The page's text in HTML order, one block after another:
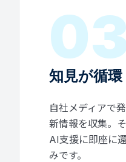
知見が循環
自社メディアで
新情報を収集。
AI支援に即座に
みです。